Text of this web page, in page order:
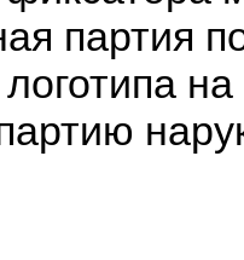
партия
на